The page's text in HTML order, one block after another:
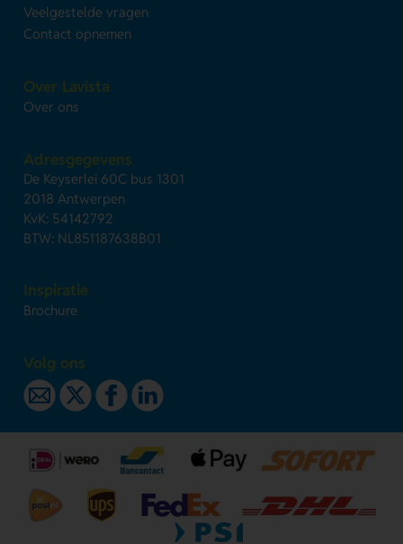
Veelgestelde vragen
Contact opnemen
Over Lavista
Over ons
Adresgegevens
De Keyserlei 60C bus 1301
2018 Antwerpen
KvK: 54142792
BTW: NL851187638B01
Inspiratie
Brochure
Volg ons